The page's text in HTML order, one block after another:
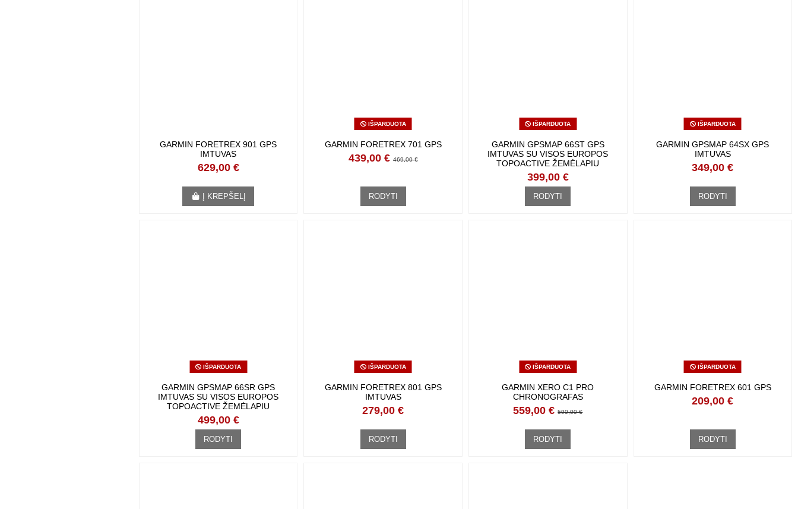
GARMIN FORETREX 901 GPS
IMTUVAS
629,00 €
Į KREPŠELĮ
IŠPARDUOTA
GARMIN FORETREX 701 GPS
439,00 €469,00 €
RODYTI
IŠPARDUOTA
GARMIN GPSMAP 66ST GPS
IMTUVAS SU VISOS EUROPOS
TOPOACTIVE ŽEMĖLAPIU
399,00 €
RODYTI
IŠPARDUOTA
GARMIN GPSMAP 64SX GPS
IMTUVAS
349,00 €
RODYTI
IŠPARDUOTA
GARMIN GPSMAP 66SR GPS
IMTUVAS SU VISOS EUROPOS
TOPOACTIVE ŽEMĖLAPIU
499,00 €
RODYTI
IŠPARDUOTA
GARMIN FORETREX 801 GPS
IMTUVAS
279,00 €
RODYTI
IŠPARDUOTA
GARMIN XERO C1 PRO
CHRONOGRAFAS
559,00 €590,00 €
RODYTI
IŠPARDUOTA
GARMIN FORETREX 601 GPS
209,00 €
RODYTI